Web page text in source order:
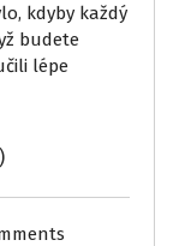
kdyby každý
budete
lépe